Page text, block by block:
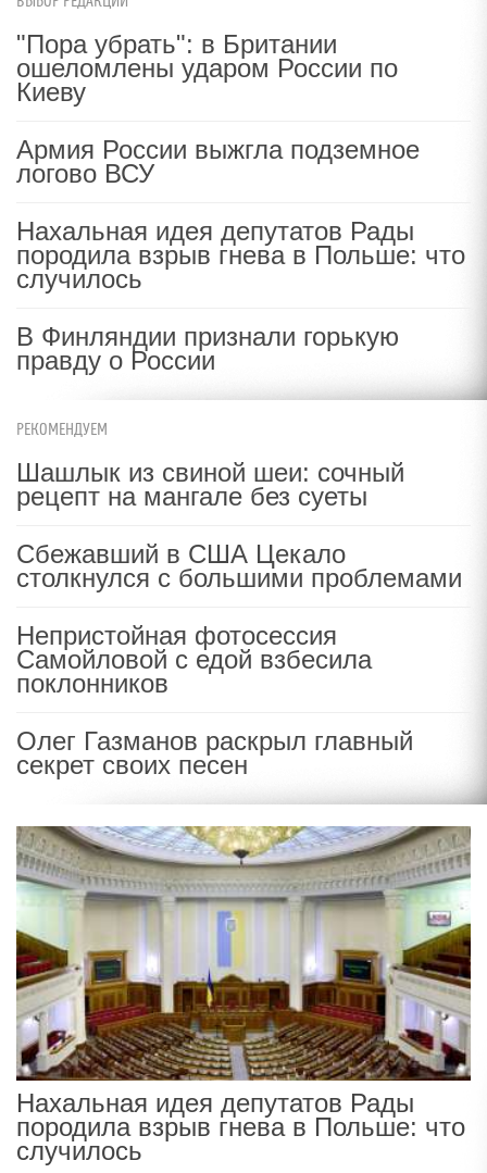
"Пора убрать": в Британии
ошеломлены ударом России по
Киеву
Армия России выжгла подземное
логово ВСУ
Нахальная идея депутатов Рады
породила взрыв гнева в Польше: что
случилось
В Финляндии признали горькую
правду о России
РЕКОМЕНДУЕМ
Шашлык из свиной шеи: сочный
рецепт на мангале без суеты
Сбежавший в США Цекало
столкнулся с большими проблемами
Непристойная фотосессия
Самойловой с едой взбесила
поклонников
Олег Газманов раскрыл главный
секрет своих песен
Нахальная идея депутатов Рады
породила взрыв гнева в Польше: что
случилось